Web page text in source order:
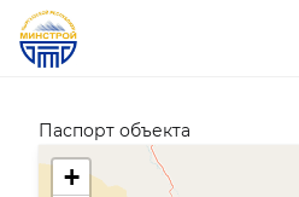
Паспорт объекта
+